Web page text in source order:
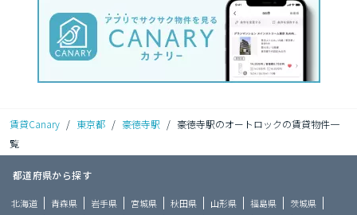
賃貸Canary / 東京都 / 豪徳寺駅 / 豪徳寺駅のオートロックの賃貸物件一
覧
都道府県から探す
北海道 青森県 岩手県 宮城県 秋田県 山形県 福島県
茨城県